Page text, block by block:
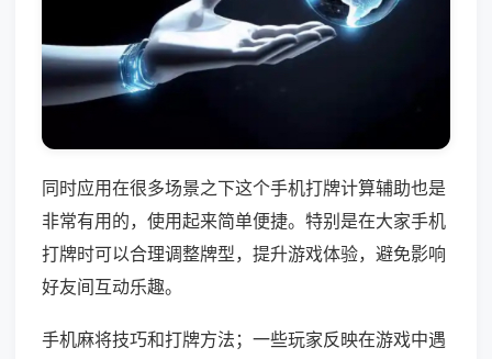
同时应用在很多场景之下这个手机打牌计算辅助也是
非常有用的，使用起来简单便捷。特别是在大家手机
打牌时可以合理调整牌型，提升游戏体验，避免影响
好友间互动乐趣。
手机麻将技巧和打牌方法；一些玩家反映在游戏中遇